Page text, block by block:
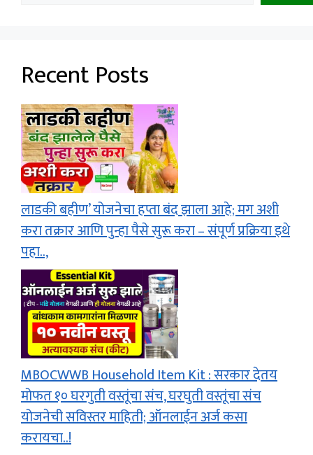
Recent Posts
लाडकी बहीण’ योजनेचा हप्ता बंद झाला आहे; मग अशी
करा तक्रार आणि पुन्हा पैसे सुरू करा – संपूर्ण प्रक्रिया इथे
पहा..,
MBOCWWB Household Item Kit : सरकार देतय
मोफत १० घरगुती वस्तूंचा संच, घरघुती वस्तूंचा संच
योजनेची सविस्तर माहिती; ऑनलाईन अर्ज कसा
करायचा..!